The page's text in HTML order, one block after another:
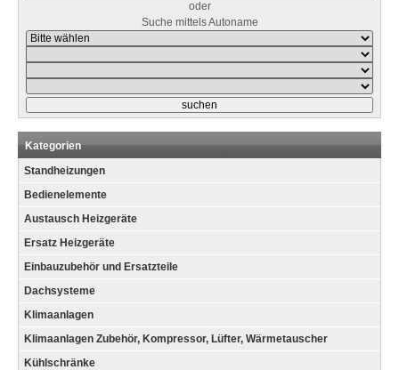
oder
Suche mittels Autoname
Kategorien
Standheizungen
Bedienelemente
Austausch Heizgeräte
Ersatz Heizgeräte
Einbauzubehör und Ersatzteile
Dachsysteme
Klimaanlagen
Klimaanlagen Zubehör, Kompressor, Lüfter, Wärmetauscher
Kühlschränke